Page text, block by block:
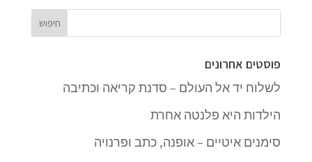
פוסטים אחרונים
לשלוח יד אל העולם – סדנת קריאה וכתיבה
הילדות היא פלנטה אחרת
סימנים איטיים – אופנה, כתב ופרנויה